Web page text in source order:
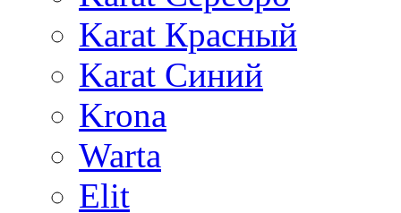
Karat Красный
Karat Синий
Krona
Warta
Elit